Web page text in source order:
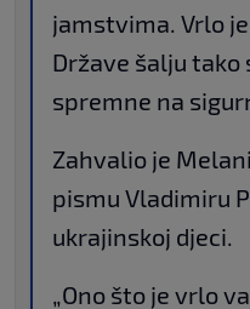
jamstvima. Vrlo
Države šalju tako
spremne na
Zahvalio je
pismu Vladimiru
ukrajinskoj djeci.
„Ono što je vrlo